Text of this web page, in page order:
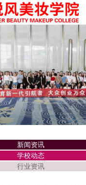
新闻资讯
学校动态
行业资讯